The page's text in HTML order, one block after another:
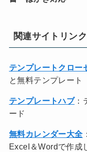
関連サイトリンク
テンプレートクロー
と無料テンプレート
テンプレートハブ：
ード
無料カレンダー大全
Excel＆Wordで作成